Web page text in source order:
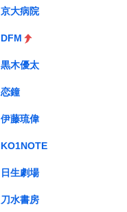
京大病院
DFM
黒木優太
恋鐘
伊藤琉偉
KO1NOTE
日生劇場
刀水書房